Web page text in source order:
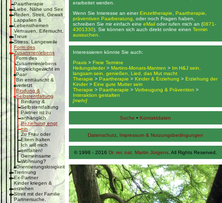
Paartherapie
Liebe, Nähe und Sex
Reden, Streit, Gewalt
Lappalien &
Lebensthemen
Vertrauen, Eifersucht,
Treue
Stress, Langeweile
Form des
Zusammenlebens
Form des
Zusammenlebens
Ungleichgewicht im
Paar
Bin enttäuscht &
verletzt
Bindung &
Selbstentfaltung
Bindung &
Selbstentfaltung
Partner ist zu
anhänglich
Beziehung engt
ein
Zu Frau oder
Eltern halten
Ich will mich
entfalten!
Gemeinsame
Wohnung?
Orientierungslosigkeit
Trennung
Ex-Partner
Kinder kriegen &
erziehen
Streit mit der Familie
Partnersuche,
erarbeitet werden.
Wenn Sie Interesse an einerEinzeltherapie Paartherapie
präventiven Paarberatung , oder noch Fragen haben,
schreiben Sie mir einfach eine eMail oder rufen mich an (0871-
4301330). Sie können sich auch direkt online einen Termin
aussuchen
Interessieren könnte Sie auch:
Praxis > Freie Termine
Heilungslieder> Martins-Monats-Mantren > Im H&J sein,
langsam sein, genießen, Lied, das Mut macht
Therapie > Paartherapie > Kinder & Erziehung > Erziehung der
Kinder> Eine gute Mutter sein
Therapie > Paartherapie > Vorbeugung & Prävention >
Interaktion gestalten
[mehr]
Suche • Kontaktdaten
Datenschutz Impressum & Nutzungsbedingungen
© 1998 - 2016 Dr. rer. nat. Martin Jürgens . All Rights Reserved.